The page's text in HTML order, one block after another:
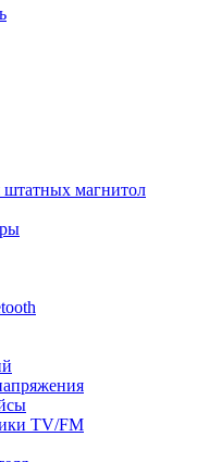
штатных магнитол
TV/FM